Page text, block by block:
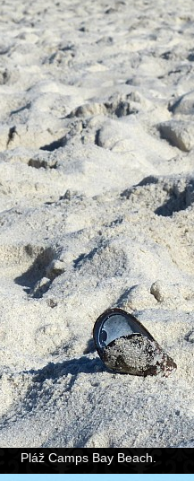
Pláž Camps Bay Beach.